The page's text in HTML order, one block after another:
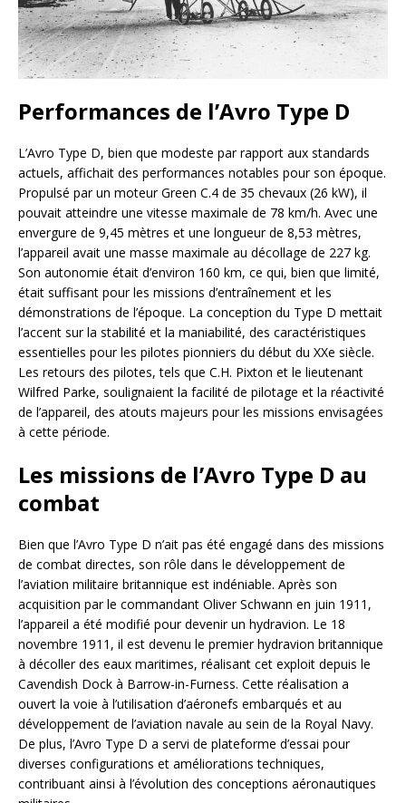
Performances de l’Avro Type D
L’Avro Type D, bien que modeste par rapport aux standards
actuels, affichait des performances notables pour son époque.
Propulsé par un moteur Green C.4 de 35 chevaux (26 kW), il
pouvait atteindre une vitesse maximale de 78 km/h. Avec une
envergure de 9,45 mètres et une longueur de 8,53 mètres,
l’appareil avait une masse maximale au décollage de 227 kg.
Son autonomie était d’environ 160 km, ce qui, bien que limité,
était suffisant pour les missions d’entraînement et les
démonstrations de l’époque. La conception du Type D mettait
l’accent sur la stabilité et la maniabilité, des caractéristiques
essentielles pour les pilotes pionniers du début du XXe siècle.
Les retours des pilotes, tels que C.H. Pixton et le lieutenant
Wilfred Parke, soulignaient la facilité de pilotage et la réactivité
de l’appareil, des atouts majeurs pour les missions envisagées
à cette période.
Les missions de l’Avro Type D au
combat
Bien que l’Avro Type D n’ait pas été engagé dans des missions
de combat directes, son rôle dans le développement de
l’aviation militaire britannique est indéniable. Après son
acquisition par le commandant Oliver Schwann en juin 1911,
l’appareil a été modifié pour devenir un hydravion. Le 18
novembre 1911, il est devenu le premier hydravion britannique
à décoller des eaux maritimes, réalisant cet exploit depuis le
Cavendish Dock à Barrow-in-Furness. Cette réalisation a
ouvert la voie à l’utilisation d’aéronefs embarqués et au
développement de l’aviation navale au sein de la Royal Navy.
De plus, l’Avro Type D a servi de plateforme d’essai pour
diverses configurations et améliorations techniques,
contribuant ainsi à l’évolution des conceptions aéronautiques